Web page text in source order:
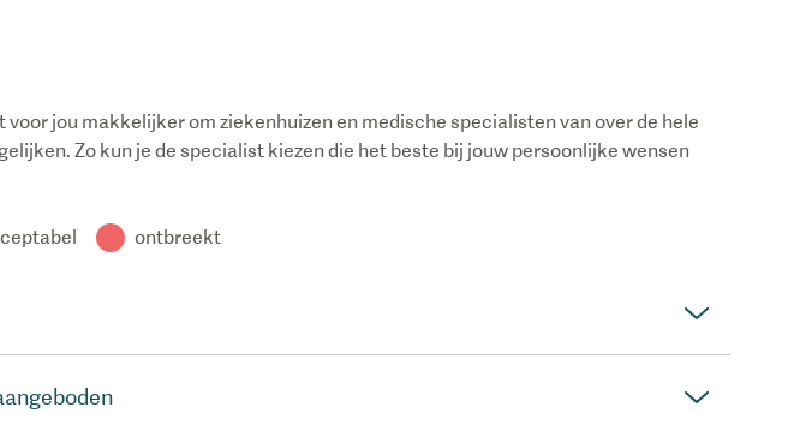
voor jou makkelijker om ziekenhuizen en medische specialisten van over de hele
Zo kun je de specialist kiezen die het beste bij jouw persoonlijke wensen
ontbreekt